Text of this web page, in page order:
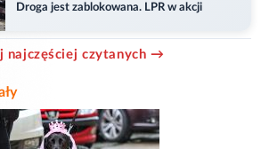
Droga jest zablokowana. LPR w akcji
najczęściej czytanych →